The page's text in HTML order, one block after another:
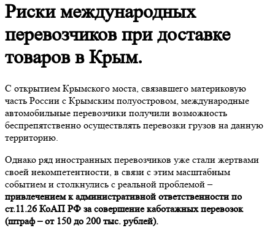
Риски международных
перевозчиков при доставке
товаров в Крым.
С открытием Крымского моста, связавшего материковую
часть России с Крымским полуостровом, международные
автомобильные перевозчики получили возможность
беспрепятственно осуществлять перевозки грузов на данную
территорию.
Однако ряд иностранных перевозчиков уже стали жертвами
своей некомпетентности, в связи с этим масштабным
событием и столкнулись с реальной проблемой –
привлечением к административной ответственности по
ст.11.26 КоАП РФ за совершение каботажных перевозок
(штраф – от 150 до 200 тыс. рублей).